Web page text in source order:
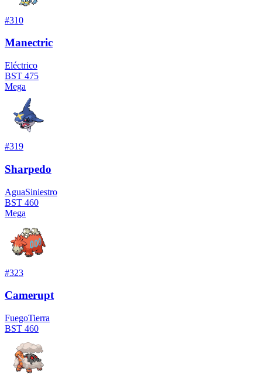
#310
Manectric
Eléctrico
BST 475
Mega
#319
Sharpedo
AguaSiniestro
BST 460
Mega
#323
Camerupt
FuegoTierra
BST 460